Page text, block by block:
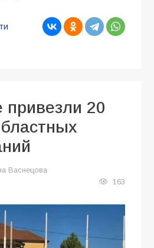
привезли 20
Васнецова
163